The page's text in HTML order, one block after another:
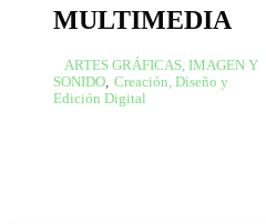
MULTIMEDIA
ARTES GRÁFICAS, IMAGEN Y
SONIDO, Creación, Diseño y
Edición Digital